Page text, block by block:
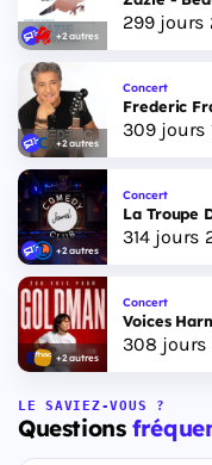
+2 autres
299jours
+2 autres
Concert
Frederic
309jours
+2 autres
Concert
La Troupe
314jours
+2 autres
Concert
Voices
308 jours
LE SAVIEZ-VOUS ?
Questions